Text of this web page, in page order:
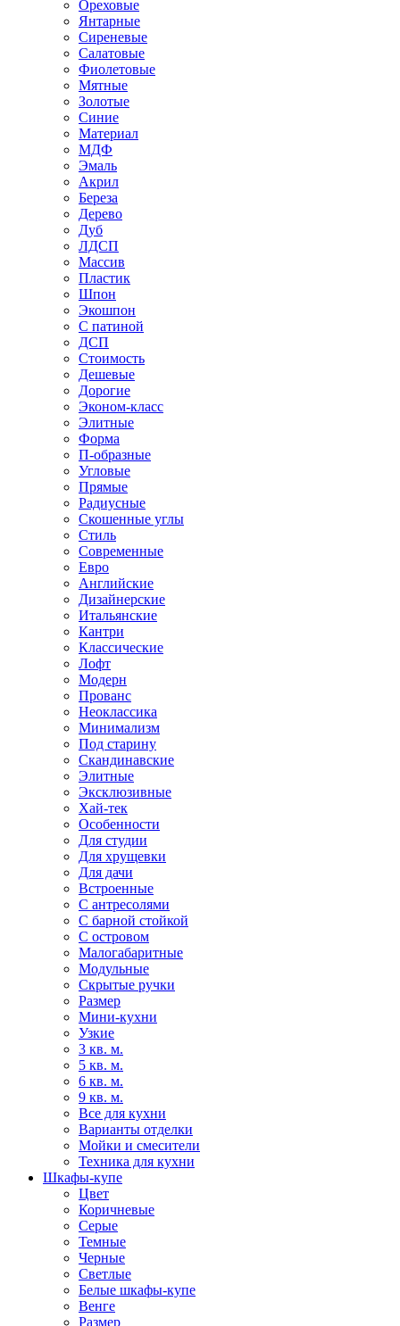
Ореховые
Янтарные
Сиреневые
Салатовые
Фиолетовые
Мятные
Золотые
Синие
Материал
МДФ
Эмаль
Акрил
Береза
Дерево
Дуб
ЛДСП
Массив
Пластик
Шпон
Экошпон
С патиной
ДСП
Стоимость
Дешевые
Дорогие
Эконом-класс
Элитные
Форма
П-образные
Угловые
Прямые
Радиусные
Скошенные углы
Стиль
Современные
Евро
Английские
Дизайнерские
Итальянские
Кантри
Классические
Лофт
Модерн
Прованс
Неоклассика
Минимализм
Под старину
Скандинавские
Элитные
Эксклюзивные
Хай-тек
Особенности
Для студии
Для хрущевки
Для дачи
Встроенные
С антресолями
С барной стойкой
С островом
Малогабаритные
Модульные
Скрытые ручки
Размер
Мини-кухни
Узкие
3 кв. м.
5 кв. м.
6 кв. м.
9 кв. м.
Все для кухни
Варианты отделки
Мойки и смесители
Техника для кухни
Шкафы-купе
Цвет
Коричневые
Серые
Темные
Черные
Светлые
Белые шкафы-купе
Венге
Размер